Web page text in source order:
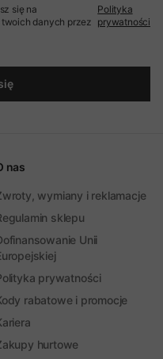
się na
danych przez
Polityka
prywatności
nas
wymiany i reklamacje
sklepu
Unii
prywatności
rabatowe i promocje
hurtowe